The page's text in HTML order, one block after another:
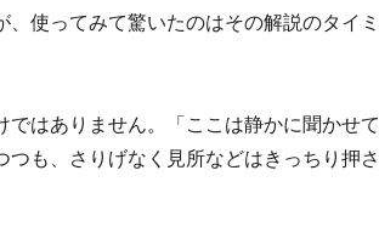
使ってみて驚いたのはその解説のタイミ
はありません。「ここは静かに聞かせて
も、さりげなく見所などはきっちり押さ